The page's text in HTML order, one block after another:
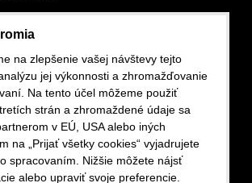
údajov
na zlepšenie vašej návštevy tejto
jej výkonnosti a zhromažďovanie
Na tento účel môžeme použiť
strán a zhromaždené údaje sa
v EÚ, USA alebo iných
na „Prijať všetky cookies“ vyjadrujete
spracovaním. Nižšie môžete nájsť
alebo upraviť svoje preferencie.